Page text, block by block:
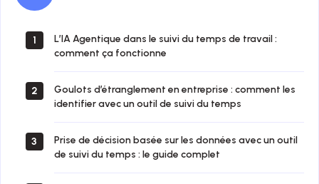
1
L’IA Agentique dans le suivi du temps de travail :
comment ça fonctionne
2
Goulots d’étranglement en entreprise : comment les
identifier avec un outil de suivi du temps
3
Prise de décision basée sur les données avec un outil
de suivi du temps : le guide complet